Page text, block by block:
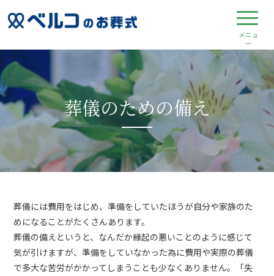
葬儀のための備え
葬儀には費用をはじめ、準備をしていたほうが自分や家族のた
めになることがたくさんあります。
葬儀の備えというと、なんだか縁起の悪いことのように感じて
気が引けますが、準備をしていなかった為に費用や実際の葬儀
で多大な苦労がかかってしまうことも少なくありません。「失